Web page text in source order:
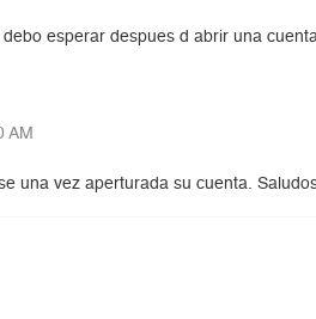
esperar despues d abrir una
AM
una vez aperturada su cuenta.